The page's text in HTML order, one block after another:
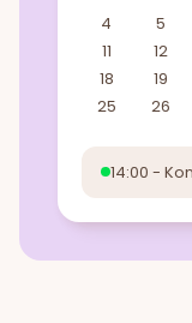
4
5
11
12
18
19
25
26
14:00 -